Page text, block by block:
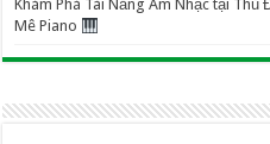
Khám Phá Tài Năng Âm Nhạc tại
Mê Piano